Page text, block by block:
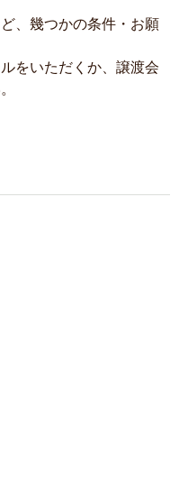
、幾つかの条件・お願
をいただくか、譲渡会